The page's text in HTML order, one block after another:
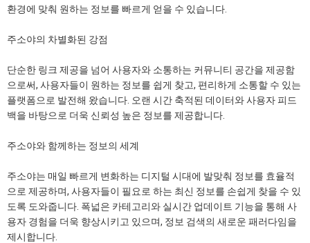
환경에 맞춰 원하는 정보를 빠르게 얻을 수 있습니다.
주소야의 차별화된 강점
단순한 링크 제공을 넘어 사용자와 소통하는 커뮤니티 공간을 제공함
으로써, 사용자들이 원하는 정보를 쉽게 찾고, 편리하게 소통할 수 있는
플랫폼으로 발전해 왔습니다. 오랜 시간 축적된 데이터와 사용자 피드
백을 바탕으로 더욱 신뢰성 높은 정보를 제공합니다.
주소야와 함께하는 정보의 세계
주소야는 매일 빠르게 변화하는 디지털 시대에 발맞춰 정보를 효율적
으로 제공하며, 사용자들이 필요로 하는 최신 정보를 손쉽게 찾을 수 있
도록 도와줍니다. 폭넓은 카테고리와 실시간 업데이트 기능을 통해 사
용자 경험을 더욱 향상시키고 있으며, 정보 검색의 새로운 패러다임을
제시합니다.